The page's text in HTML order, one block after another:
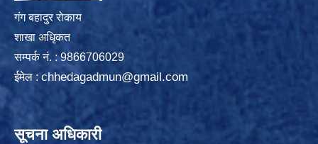
गंग बहादुर रोकाय
शाखा अधिृकत
सम्पर्क न‌ं. : 9866706029
ईमेल : chhedagadmun@gmail.com
सूचना अधिकारी